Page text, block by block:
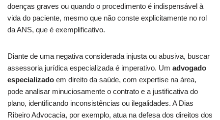
doenças graves ou quando o procedimento é indispensável à
vida do paciente, mesmo que não conste explicitamente no rol
da ANS, que é exemplificativo.
Diante de uma negativa considerada injusta ou abusiva, buscar
assessoria jurídica especializada é imperativo. Um advogado
especializado em direito da saúde, com expertise na área,
pode analisar minuciosamente o contrato e a justificativa do
plano, identificando inconsistências ou ilegalidades. A Dias
Ribeiro Advocacia, por exemplo, atua na defesa dos direitos dos